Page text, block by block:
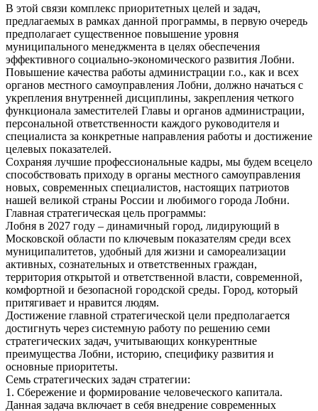
В этой связи комплекс приоритетных целей и задач,
предлагаемых в рамках данной программы, в первую очередь
предполагает существенное повышение уровня
муниципального менеджмента в целях обеспечения
эффективного социально-экономического развития Лобни.
Повышение качества работы администрации г.о., как и всех
органов местного самоуправления Лобни, должно начаться с
укрепления внутренней дисциплины, закрепления четкого
функционала заместителей Главы и органов администрации,
персональной ответственности каждого руководителя и
специалиста за конкретные направления работы и достижение
целевых показателей.
Сохраняя лучшие профессиональные кадры, мы будем всецело
способствовать приходу в органы местного самоуправления
новых, современных специалистов, настоящих патриотов
нашей великой страны России и любимого города Лобни.
Главная стратегическая цель программы:
Лобня в 2027 году – динамичный город, лидирующий в
Московской области по ключевым показателям среди всех
муниципалитетов, удобный для жизни и самореализации
активных, сознательных и ответственных граждан,
территория открытой и ответственной власти, современной,
комфортной и безопасной городской среды. Город, который
притягивает и нравится людям.
Достижение главной стратегической цели предполагается
достигнуть через системную работу по решению семи
стратегических задач, учитывающих конкурентные
преимущества Лобни, историю, специфику развития и
основные приоритеты.
Семь стратегических задач стратегии:
1. Сбережение и формирование человеческого капитала.
Данная задача включает в себя внедрение современных